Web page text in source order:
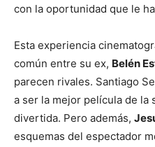
con la oportunidad que le
Esta experiencia
común entre su ex, Belén
parecen rivales. Santiago
a ser la mejor película de la
divertida. Pero además,
esquemas del espectador